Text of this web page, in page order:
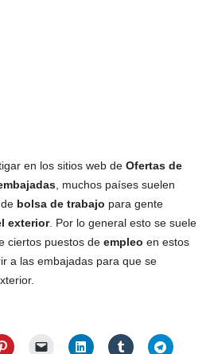
en los sitios web de Ofertas de
, muchos países suelen
bolsa de trabajo para gente
exterior. Por lo general esto se suele
ciertos puestos de empleo en estos
a las embajadas para que se